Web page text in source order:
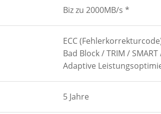
Biz zu 2000MB/s *
ECC
Bad Block / TRIM /
Adaptive
5 Jahre